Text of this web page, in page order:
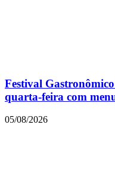
Festival
quarta-feira com
05/08/2026